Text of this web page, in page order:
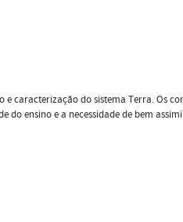
e caracterização do sistema Terra. Os
do ensino e a necessidade de bem